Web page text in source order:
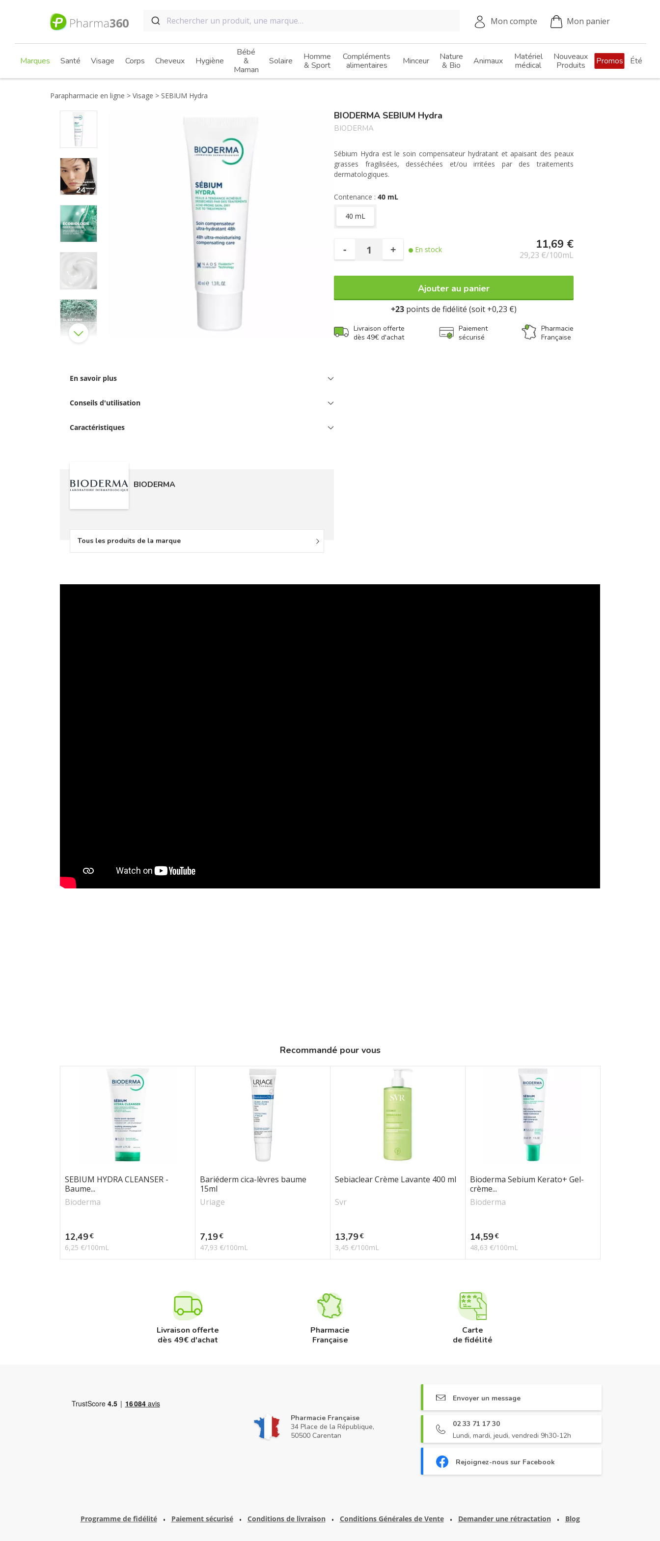
Mon compte Mon panier
Marques Santé Visage Corps Cheveux Hygiène
Bébé
&
Maman
Solaire
Homme
& Sport
Compléments
alimentaires
Minceur
Nature
& Bio
Animaux
Matériel
médical
Nouveaux
Produits
Promos Été
Parapharmacie en ligne Visage SEBIUM Hydra
BIODERMA SEBIUM Hydra
BIODERMA
Sébium Hydra est le soin compensateur hydratant et apaisant des peaux
grasses fragilisées, desséchées et/ou irritées par des traitements
dermatologiques.
Contenance : 40 mL
40 mL
En stock
- + 11,69 €
29,23 €/100mL
Ajouter au panier
+23 points de fidélité (soit +0,23 €)
Livraison offerte
dès 49€ d'achat
Paiement
sécurisé
Pharmacie
Française
En savoir plus
Conseils d'utilisation
Caractéristiques
BIODERMA
Tous les produits de la marque
Recommandé pour vous
SEBIUM HYDRA CLEANSER -
Baume...
Bioderma
Prix
12,49€
6,25 €/100mL
Bariéderm cica-lèvres baume
15ml
Uriage
Prix
7,19€
47,93 €/100mL
Sebiaclear Crème Lavante 400 ml
Svr
Prix
13,79€
3,45 €/100mL
Bioderma Sebium Kerato+ Gel-
crème...
Bioderma
Prix
14,59€
48,63 €/100mL
Livraison offerte
dès 49€ d'achat
Pharmacie
Française
Carte
de fidélité
Pharmacie Française
34 Place de la République,
50500 Carentan
Envoyer un message
02 33 71 17 30
Lundi, mardi, jeudi, vendredi 9h30-12h
Rejoignez-nous sur Facebook
Programme de fidélité • Paiement sécurisé • Conditions de livraison • Conditions Générales de Vente • Demander une rétractation • Blog